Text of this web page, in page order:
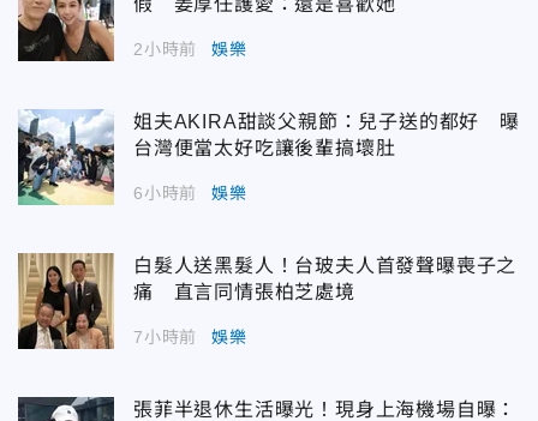
2小時前 娛樂
姐夫AKIRA甜談父親節：兒子送的都好 曝
台灣便當太好吃讓後輩搞壞肚
6小時前 娛樂
白髮人送黑髮人！台玻夫人首發聲曝喪子之
痛 直言同情張柏芝處境
7小時前 娛樂
張菲半退休生活曝光！現身上海機場自曝：